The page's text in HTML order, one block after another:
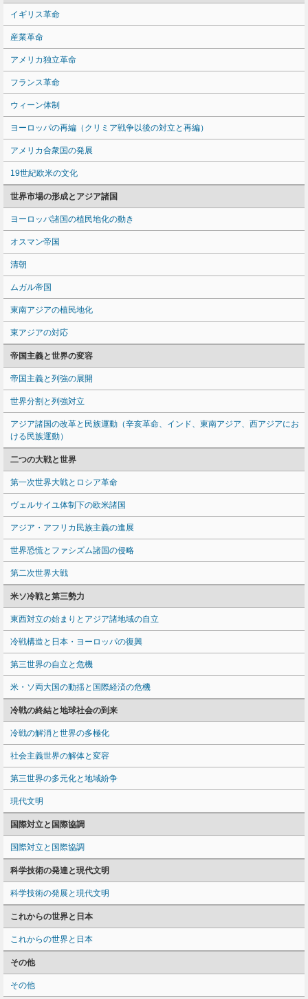
イギリス革命
産業革命
アメリカ独立革命
フランス革命
ウィーン体制
ヨーロッパの再編（クリミア戦争以後の対立と再編）
アメリカ合衆国の発展
19世紀欧米の文化
世界市場の形成とアジア諸国
ヨーロッパ諸国の植民地化の動き
オスマン帝国
清朝
ムガル帝国
東南アジアの植民地化
東アジアの対応
帝国主義と世界の変容
帝国主義と列強の展開
世界分割と列強対立
アジア諸国の改革と民族運動（辛亥革命、インド、東南アジア、西アジアにお
ける民族運動）
二つの大戦と世界
第一次世界大戦とロシア革命
ヴェルサイユ体制下の欧米諸国
アジア・アフリカ民族主義の進展
世界恐慌とファシズム諸国の侵略
第二次世界大戦
米ソ冷戦と第三勢力
東西対立の始まりとアジア諸地域の自立
冷戦構造と日本・ヨーロッパの復興
第三世界の自立と危機
米・ソ両大国の動揺と国際経済の危機
冷戦の終結と地球社会の到来
冷戦の解消と世界の多極化
社会主義世界の解体と変容
第三世界の多元化と地域紛争
現代文明
国際対立と国際協調
国際対立と国際協調
科学技術の発達と現代文明
科学技術の発展と現代文明
これからの世界と日本
これからの世界と日本
その他
その他